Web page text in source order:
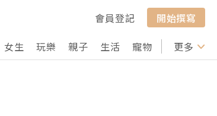
會員登記
開始撰寫
女生 玩樂 親子 生活 寵物 行山 打卡
更多